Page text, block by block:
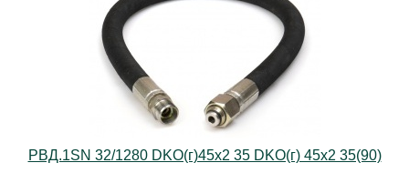
РВД.1SN 32/1280 DKO(г)45х2 35 DKO(г) 45х2 35(90)